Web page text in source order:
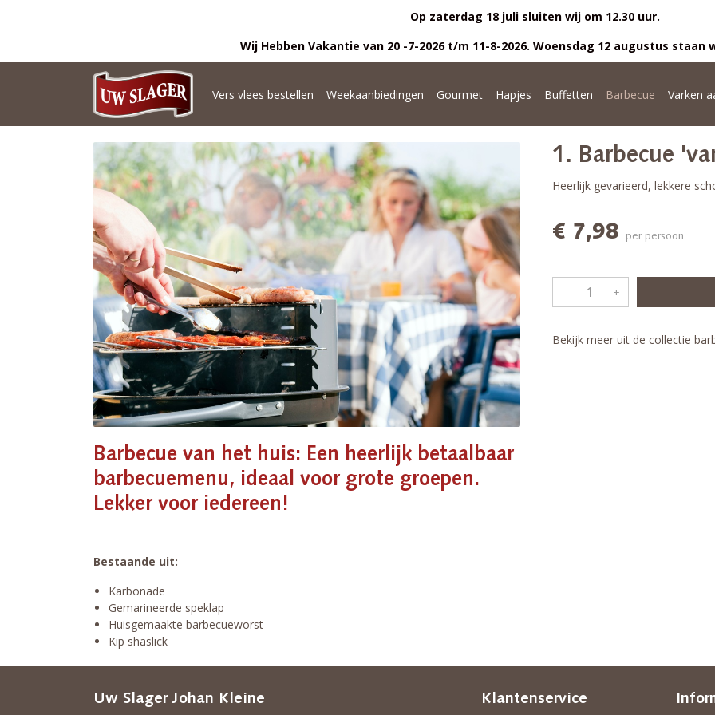
Op zaterdag 18 juli sluiten wij om 12.30 uur.
Wij Hebben Vakantie van 20 -7-2026 t/m 11-8-2026. Woensdag 12 augustus staan
Vers vlees bestellen Weekaanbiedingen Gourmet Hapjes Buffetten Barbecue Varken
Barbecue van het huis: Een heerlijk betaalbaar
barbecuemenu, ideaal voor grote groepen.
Lekker voor iedereen!
Bestaande uit:
Karbonade
Gemarineerde speklap
Huisgemaakte barbecueworst
Kip shaslick
1. Barbecue
Heerlijk gevarieerd, lekkere
€ 7,98 per persoon
– +
Bekijk meer uit de collectie
Uw Slager Johan Kleine Klantenservice